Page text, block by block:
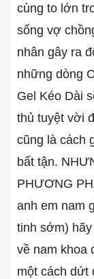
cùng to lớn
sống vợ
nhân gây ra
những dòng
Gel Kéo Dài
thủ tuyệt vời
cũng là cách
bất tận.
PHƯƠNG
anh em nam
tinh sớm)
về nam khoa
một cách dứt